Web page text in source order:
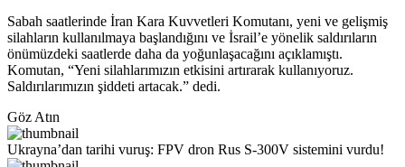
Sabah saatlerinde İran Kara Kuvvetleri Komutanı, yeni ve gelişmiş
silahların kullanılmaya başlandığını ve İsrail’e yönelik saldırıların
önümüzdeki saatlerde daha da yoğunlaşacağını açıklamıştı.
Komutan, “Yeni silahlarımızın etkisini artırarak kullanıyoruz.
Saldırılarımızın şiddeti artacak.” dedi.
Göz Atın
Ukrayna’dan tarihi vuruş: FPV dron Rus S-300V sistemini vurdu!